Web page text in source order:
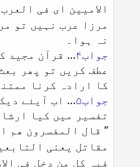
الامیین ای فی
مرزا عرب نہیں تو
نہ ہوا۔
جواب۴ … قرآن مجید
عطف کریں تو پھر
کا ارادہ کرنا
جواب۵ … اب آیئے
تفسیر میں کیا
’’ قال المفسرون ھم
مقاتل یعنی